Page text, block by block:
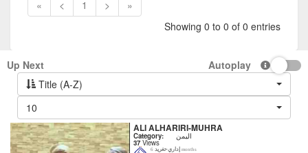
« < 1 >
»
Showing 0 to 0 of 0 entries
Up Next
Autoplay
Title (A-Z)
10
ALI ALHARIRI-MUHRA
Category: اليمن
37Views
إداري-تغريد 6 months